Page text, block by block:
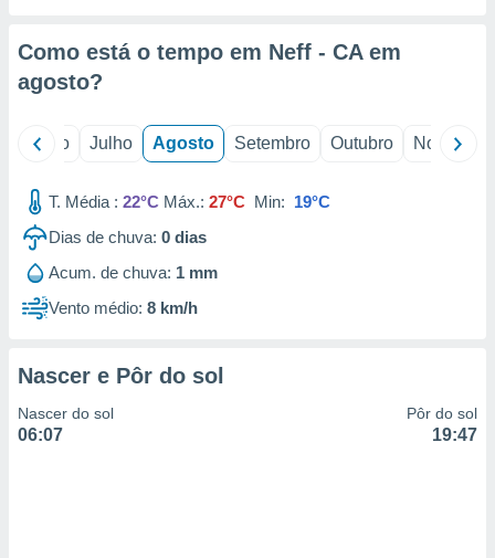
através
estudos
de
Como está o tempo em Neff - CA em
agosto?
Junho Julho Agosto Setembro Outubro Novembro
T. Média : 22°C Máx.: 27°C Min: 19°C
Dias de chuva: 0 dias
Acum. de chuva: 1 mm
Vento médio: 8 km/h
Nascer e Pôr do sol
Nascer do sol
06:07
Pôr do sol
19:47